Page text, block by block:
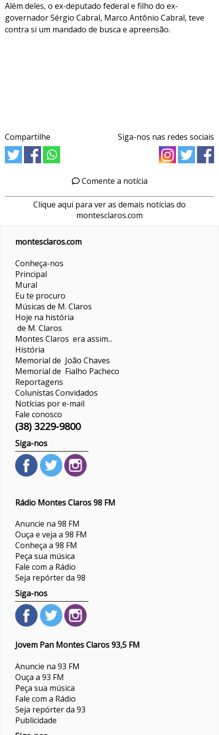
Além deles, o ex-deputado federal e filho do ex-
governador Sérgio Cabral, Marco Antônio Cabral, teve
contra si um mandado de busca e apreensão.
Compartilhe Siga-nos nas redes sociais
Comente a notícia
Clique aqui para ver as demais notícias do
montesclaros.com
montesclaros.com
Conheça-nos
Principal
Mural
Eu te procuro
Músicas de M. Claros
Hoje na história
de M. Claros
Montes Claros era assim...
História
Memorial de João Chaves
Memorial de Fialho Pacheco
Reportagens
ColunistasConvidados
Notícias por e-mail
Fale conosco
(38) 3229-9800
Siga-nos
Rádio Montes Claros 98 FM
Anuncie na 98 FM
Ouça e veja a 98 FM
Conheça a 98 FM
Peça sua música
Fale com a Rádio
Seja repórter da 98
Siga-nos
Jovem Pan Montes Claros 93,5 FM
Anuncie na 93 FM
Ouça a 93 FM
Peça sua música
Fale com a Rádio
Seja repórter da 93
Publicidade